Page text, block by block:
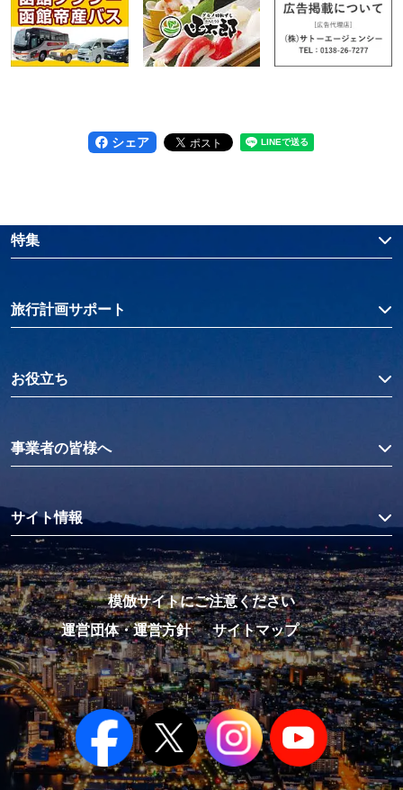
シェア
特集
旅行計画サポート
お役立ち
事業者の皆様へ
サイト情報
模倣サイトにご注意ください
運営団体・運営方針
サイトマップ